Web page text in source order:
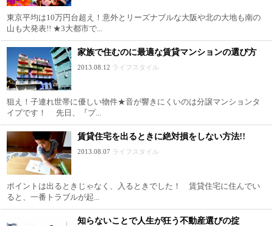
東京平均は10万円台超え！意外とリーズナブルな大阪や北の大地も南の
山も大発表!! ★3大都市で...
家族で住むのに最適な賃貸マンションの選び方
2013.08.12 ライフスタイル
狙え！子連れ世帯に優しい物件★音が響きにくいのは分譲マンションタ
イプです！ 先日、『プ...
賃貸住宅を出るときに絶対損をしない方法!!
2013.08.07 ライフスタイル
ポイントは出るときじゃなく、入るときでした！ 賃貸住宅に住んでい
ると、一番トラブルが起...
知らないことで人生が狂う不動産選びの掟